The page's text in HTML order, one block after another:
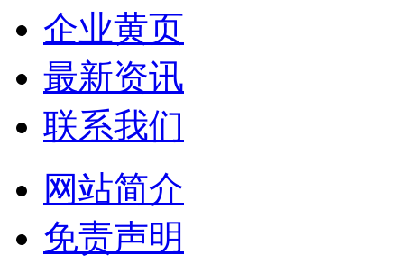
企业黄页
最新资讯
联系我们
网站简介
免责声明